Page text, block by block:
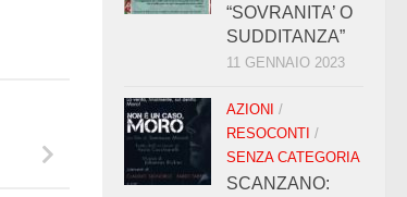
“SOVRANITA’ O
SUDDITANZA”
11 GENNAIO 2023
AZIONI /
RESOCONTI /
SENZA CATEGORIA
SCANZANO: